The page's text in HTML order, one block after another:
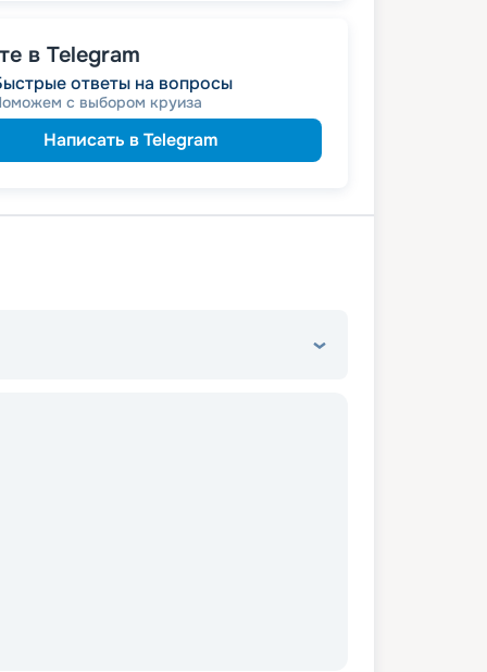
в Telegram
ответы на вопросы
с выбором круиза
Написать в Telegram